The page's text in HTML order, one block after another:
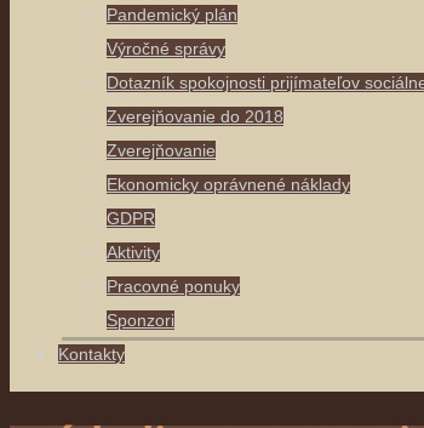
Pandemický plán
Výročné správy
Dotazník spokojnosti prijímateľov
Zverejňovanie do 2018
Zverejňovanie
Ekonomicky oprávnené náklady
GDPR
Aktivity
Pracovné ponuky
Sponzori
Kontakty